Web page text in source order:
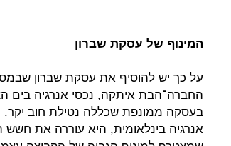
המינוף של עסקת שברון
בעסקה ממונפת שכללה נטילת חוב
אנרגיה בינלאומית, היא עוררה את